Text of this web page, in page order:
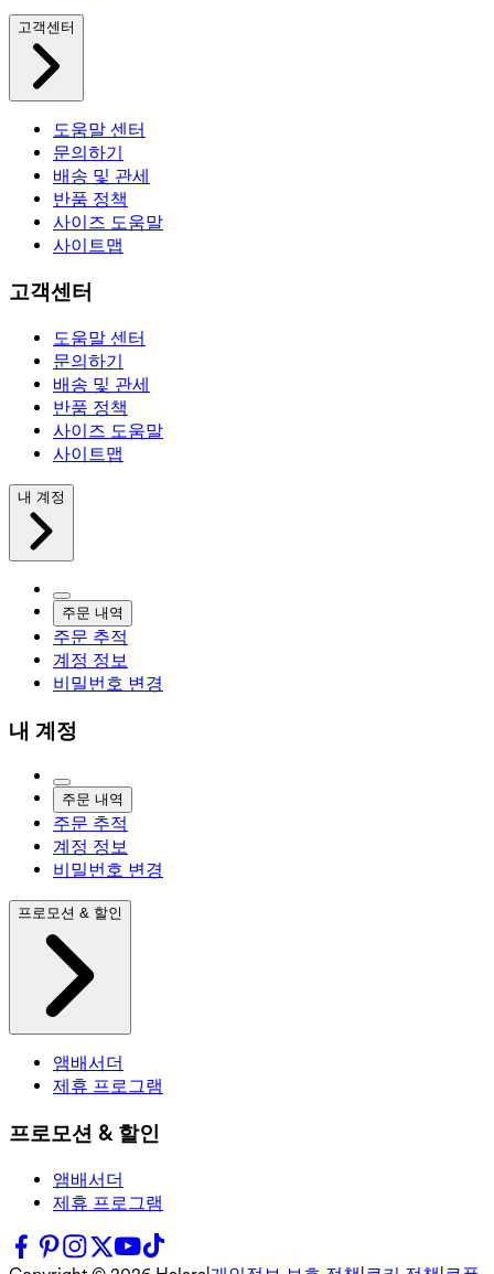
고객센터
도움말 센터
문의하기
배송 및 관세
반품 정책
사이즈 도움말
사이트맵
고객센터
도움말 센터
문의하기
배송 및 관세
반품 정책
사이즈 도움말
사이트맵
내 계정
주문 내역
주문 추적
계정 정보
비밀번호 변경
내 계정
주문 내역
주문 추적
계정 정보
비밀번호 변경
프로모션 & 할인
앰배서더
제휴 프로그램
프로모션 & 할인
앰배서더
제휴 프로그램